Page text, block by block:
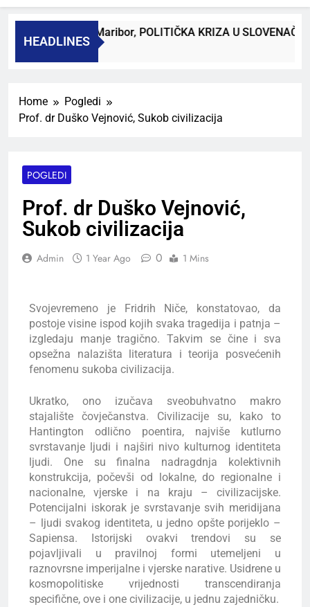
HEADLINES
Bojan Macuh, Maribor, POLITIČKA KRIZA U
Home
Pogledi
Prof. dr Duško Vejnović, Sukob civilizacija
POGLEDI
Prof. dr Duško Vejnović,
Sukob civilizacija
Admin 1 Year Ago 0 1 Mins
Svojevremeno je Fridrih Niče, konstatovao, da
postoje visine ispod kojih svaka tragedija i patnja –
izgledaju manje tragično. Takvim se čine i sva
opsežna nalazišta literatura i teorija posvećenih
fenomenu sukoba civilizacija.
Ukratko, ono izučava sveobuhvatno makro
stajalište čovječanstva. Civilizacije su, kako to
Hantington odlično poentira, najviše kutlurno
svrstavanje ljudi i najširi nivo kulturnog identiteta
ljudi. One su finalna nadragdnja kolektivnih
konstrukcija, počevši od lokalne, do regionalne i
nacionalne, vjerske i na kraju – civilizacijske.
Potencijalni iskorak je svrstavanje svih meridijana
– ljudi svakog identiteta, u jedno opšte porijeklo –
Sapiensa. Istorijski ovakvi trendovi su se
pojavljivali u pravilnoj formi utemeljeni u
raznovrsne imperijalne i vjerske narative. Usidrene u
kosmopolitiske vrijednosti transcendiranja
specifične, ove i one civilizacije, u jednu zajedničku.